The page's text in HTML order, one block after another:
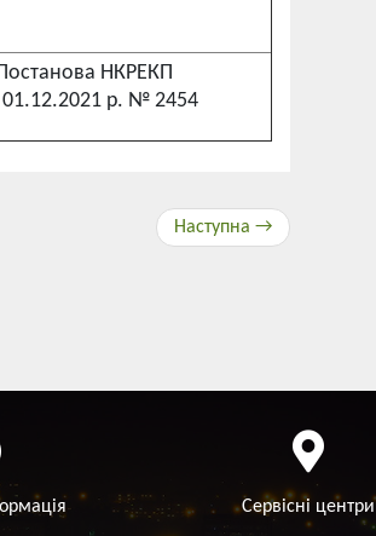
НКРЕКП
01.12.2021 р. № 2454
Наступна →
Сервісні центри